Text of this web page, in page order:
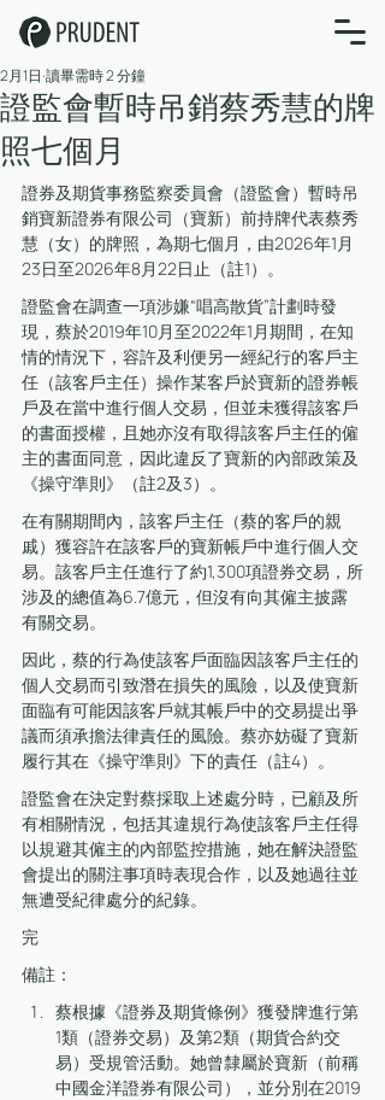
證監會暫時吊銷蔡秀慧的牌
照七個月
2月1日 讀畢需時 2 分鐘
證券及期貨事務監察委員會（證監會）暫時吊
銷寶新證券有限公司（寶新）前持牌代表蔡秀
慧（女）的牌照，為期七個月，由2026年1月
23日至2026年8月22日止（註1）。
證監會在調查一項涉嫌“唱高散貨”計劃時發
現，蔡於2019年10月至2022年1月期間，在知
情的情況下，容許及利便另一經紀行的客戶主
任（該客戶主任）操作某客戶於寶新的證券帳
戶及在當中進行個人交易，但並未獲得該客戶
的書面授權，且她亦沒有取得該客戶主任的僱
主的書面同意，因此違反了寶新的內部政策及
《操守準則》（註2及3）。
在有關期間內，該客戶主任（蔡的客戶的親
戚）獲容許在該客戶的寶新帳戶中進行個人交
易。該客戶主任進行了約1,300項證券交易，所
涉及的總值為6.7億元，但沒有向其僱主披露
有關交易。
因此，蔡的行為使該客戶面臨因該客戶主任的
個人交易而引致潛在損失的風險，以及使寶新
面臨有可能因該客戶就其帳戶中的交易提出爭
議而須承擔法律責任的風險。蔡亦妨礙了寶新
履行其在《操守準則》下的責任（註4）。
證監會在決定對蔡採取上述處分時，已顧及所
有相關情況，包括其違規行為使該客戶主任得
以規避其僱主的內部監控措施，她在解決證監
會提出的關注事項時表現合作，以及她過往並
無遭受紀律處分的紀錄。
完
備註：
蔡根據《證券及期貨條例》獲發牌進行第
1類（證券交易）及第2類（期貨合約交
易）受規管活動。她曾隸屬於寶新（前稱
中國金洋證券有限公司），並分別在2019